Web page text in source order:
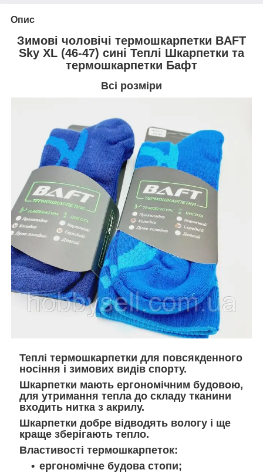
Опис
Зимові чоловічі термошкарпетки BAFT
Sky XL (46-47) сині Теплі Шкарпетки та
термошкарпетки Бафт
Всі розміри
Теплі термошкарпетки для повсякденного
носіння і зимових видів спорту.
Шкарпетки мають ергономічним будовою,
для утримання тепла до складу тканини
входить нитка з акрилу.
Шкарпетки добре відводять вологу і ще
краще зберігають тепло.
Властивості термошкарпеток:
ергономічне будова стопи;